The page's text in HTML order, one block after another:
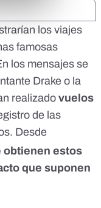
los viajes
famosas
los mensajes se
Drake o la
realizado vuelos
de las
Desde
obtienen estos
que suponen